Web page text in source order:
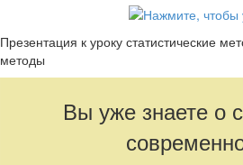
Презентация к уроку статистические
методы
Вы уже знаете о